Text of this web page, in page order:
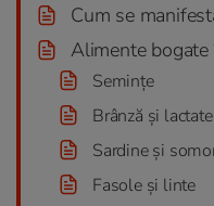
Cum se
Alimente bogate
Semințe
Brânză și lactate
Sardine și
Fasole și linte